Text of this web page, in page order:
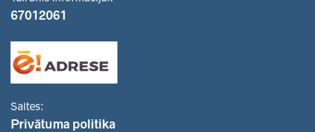
67012061
Saites:
Privātuma politika